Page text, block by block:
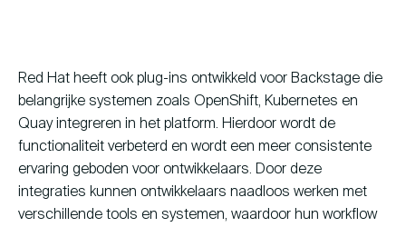
Red Hat heeft ook plug-ins ontwikkeld voor Backstage die
belangrijke systemen zoals OpenShift, Kubernetes en
Quay integreren in het platform. Hierdoor wordt de
functionaliteit verbeterd en wordt een meer consistente
ervaring geboden voor ontwikkelaars. Door deze
integraties kunnen ontwikkelaars naadloos werken met
verschillende tools en systemen, waardoor hun workflow